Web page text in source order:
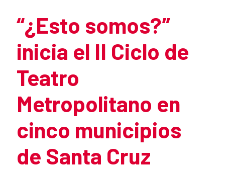
“¿Esto somos?”
inicia el II Ciclo de
Teatro
Metropolitano en
cinco municipios
de Santa Cruz